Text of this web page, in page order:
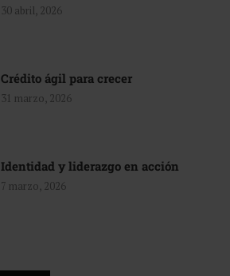
30 abril, 2026
Crédito ágil para crecer
31 marzo, 2026
Identidad y liderazgo en acción
7 marzo, 2026